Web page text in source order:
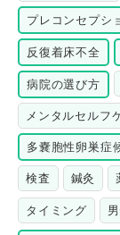
プレコンセプシ
反復着床不全
病院の選び方
メンタルセルフ
多嚢胞性卵巣症
検査 鍼灸
タイミング